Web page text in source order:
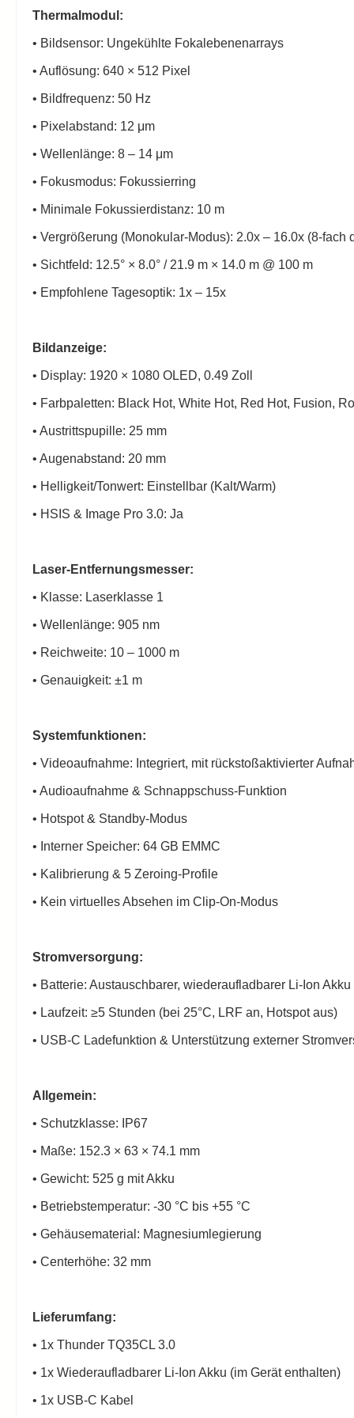
Thermalmodul:
• Bildsensor: Ungekühlte Fokalebenenarrays
• Auflösung: 640 × 512 Pixel
• Bildfrequenz: 50 Hz
• Pixelabstand: 12 μm
• Wellenlänge: 8 – 14 μm
• Fokusmodus: Fokussierring
• Minimale Fokussierdistanz: 10 m
• Vergrößerung (Monokular-Modus): 2.0x – 16.0x (8-fach
• Sichtfeld: 12.5° × 8.0° / 21.9 m × 14.0 m @ 100 m
• Empfohlene Tagesoptik: 1x – 15x
Bildanzeige:
• Display: 1920 × 1080 OLED, 0.49 Zoll
• Farbpaletten: Black Hot, White Hot, Red Hot, Fusion,
• Austrittspupille: 25 mm
• Augenabstand: 20 mm
• Helligkeit/Tonwert: Einstellbar (Kalt/Warm)
• HSIS & Image Pro 3.0: Ja
Laser-Entfernungsmesser:
• Klasse: Laserklasse 1
• Wellenlänge: 905 nm
• Reichweite: 10 – 1000 m
• Genauigkeit: ±1 m
Systemfunktionen:
• Videoaufnahme: Integriert, mit rückstoßaktivierter
• Audioaufnahme & Schnappschuss-Funktion
• Hotspot & Standby-Modus
• Interner Speicher: 64 GB EMMC
• Kalibrierung & 5 Zeroing-Profile
• Kein virtuelles Absehen im Clip-On-Modus
Stromversorgung:
• Batterie: Austauschbarer, wiederaufladbarer Li-Ion Akku
• Laufzeit: ≥5 Stunden (bei 25°C, LRF an, Hotspot aus)
• USB-C Ladefunktion & Unterstützung externer
Allgemein:
• Schutzklasse: IP67
• Maße: 152.3 × 63 × 74.1 mm
• Gewicht: 525 g mit Akku
• Betriebstemperatur: -30 °C bis +55 °C
• Gehäusematerial: Magnesiumlegierung
• Centerhöhe: 32 mm
Lieferumfang:
• 1x Thunder TQ35CL 3.0
• 1x Wiederaufladbarer Li-Ion Akku (im Gerät enthalten)
• 1x USB-C Kabel